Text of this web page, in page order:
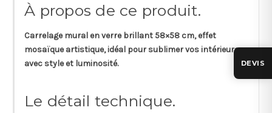
À propos de ce produit.
Carrelage mural en verre brillant 58×58 cm, effet
mosaïque artistique, idéal pour sublimer vos intérieurs
avec style et luminosité.
Le détail technique.
DEVIS